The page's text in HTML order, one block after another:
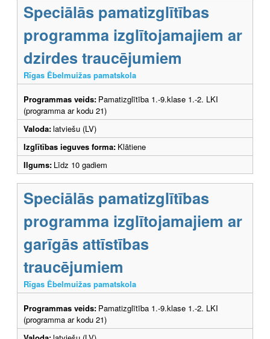
Speciālās pamatizglītības
programma izglītojamajiem ar
dzirdes traucējumiem
Rīgas Ēbelmuižas pamatskola
Programmas veids: Pamatizglītība 1.-9.klase 1.-2. LKI
(programma ar kodu 21)
Valoda:latviešu (LV)
Izglītības ieguves forma: Klātiene
Ilgums: Līdz 10 gadiem
Speciālās pamatizglītības
programma izglītojamajiem ar
garīgās attīstības
traucējumiem
Rīgas Ēbelmuižas pamatskola
Programmas veids: Pamatizglītība 1.-9.klase 1.-2. LKI
(programma ar kodu 21)